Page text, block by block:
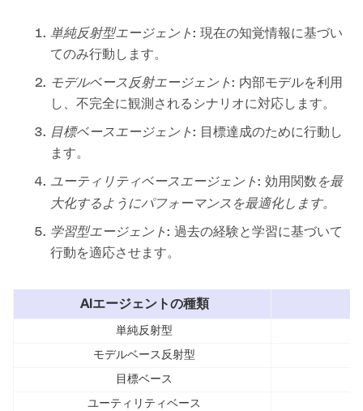
単純反射型エージェント: 現在の知覚情報に基づい
てのみ行動します。
モデルベース反射エージェント: 内部モデルを利用
し、不完全に観測されるシナリオに対応します。
目標ベースエージェント: 目標達成のために行動し
ます。
ユーティリティベースエージェント: 効用関数 を最
大化するようにパフォーマンスを最適化します。
学習型エージェント: 過去の経験と学習に基づいて
行動を適応させます。
AIエージェントの種類
単純反射型
モデルベース反射型
目標ベース
ユーティリティベース